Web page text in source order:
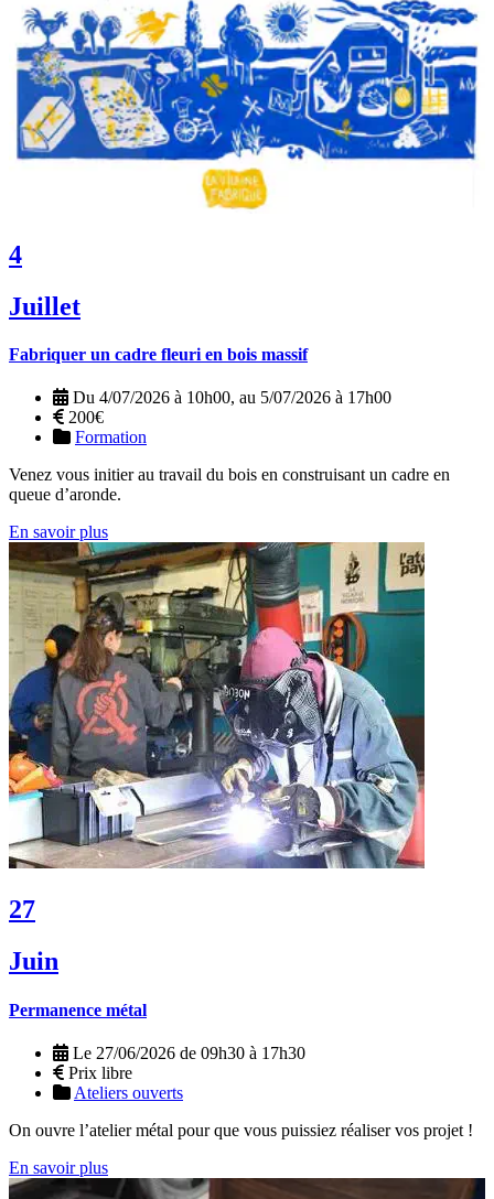
4
Juillet
Fabriquer un cadre fleuri en bois massif
Du 4/07/2026 à 10h00, au 5/07/2026 à 17h00
200€
Formation
Venez vous initier au travail du bois en construisant un cadre en
queue d’aronde.
En savoir plus
27
Juin
Permanence métal
Le 27/06/2026 de 09h30 à 17h30
Prix libre
Ateliers ouverts
On ouvre l’atelier métal pour que vous puissiez réaliser vos projet !
En savoir plus